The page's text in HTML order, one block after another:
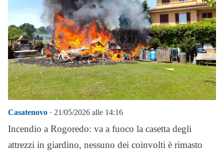
Casatenovo · 21/05/2026 alle 14:16
Incendio a Rogoredo: va a fuoco la casetta degli
attrezzi in giardino, nessuno dei coinvolti è rimasto